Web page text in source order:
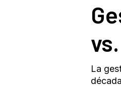
vs.
La